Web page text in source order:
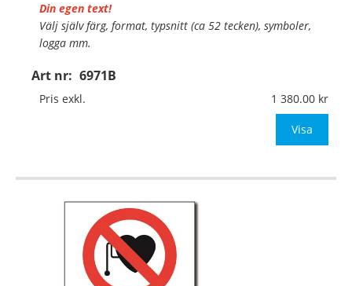
Art nr: 6971B
Din egen text!
Välj själv färg, format, typsnitt (ca 52 tecken), symboler,
logga mm.
Material:Kantvikt aluminium, 2mm (stolpmontage)
Mått:297x420mm (eller annat mått upp till 0,13m²)
Pris exkl. 1 380.00
Visa